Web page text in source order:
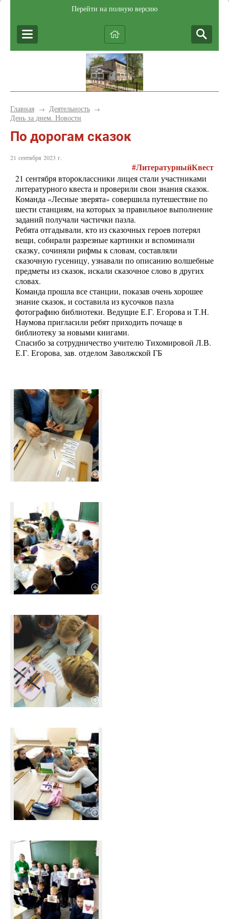
Перейти на полную версию
Главная → Деятельность →
День за днем. Новости
По дорогам сказок
21 сентября 2023 г.
#ЛитературныйКвест
21 сентября второклассники лицея стали участниками
литературного квеста и проверили свои знания сказок.
Команда «Лесные зверята» совершила путешествие по
шести станциям, на которых за правильное выполнение
заданий получали частички пазла.
Ребята отгадывали, кто из сказочных героев потерял
вещи, собирали разрезные картинки и вспоминали
сказку, сочиняли рифмы к словам, составляли
сказочную гусеницу, узнавали по описанию волшебные
предметы из сказок, искали сказочное слово в других
словах.
Команда прошла все станции, показав очень хорошее
знание сказок, и составила из кусочков пазла
фотографию библиотеки. Ведущие Е.Г. Егорова и Т.Н.
Наумова пригласили ребят приходить почаще в
библиотеку за новыми книгами.
Спасибо за сотрудничество учителю Тихомировой Л.В.
Е.Г. Егорова, зав. отделом Заволжской ГБ